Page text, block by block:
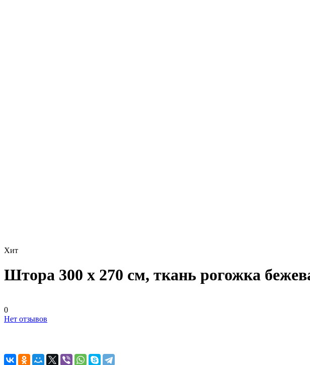
Хит
Штора 300 x 270 см, ткань рогожка
0
Нет отзывов